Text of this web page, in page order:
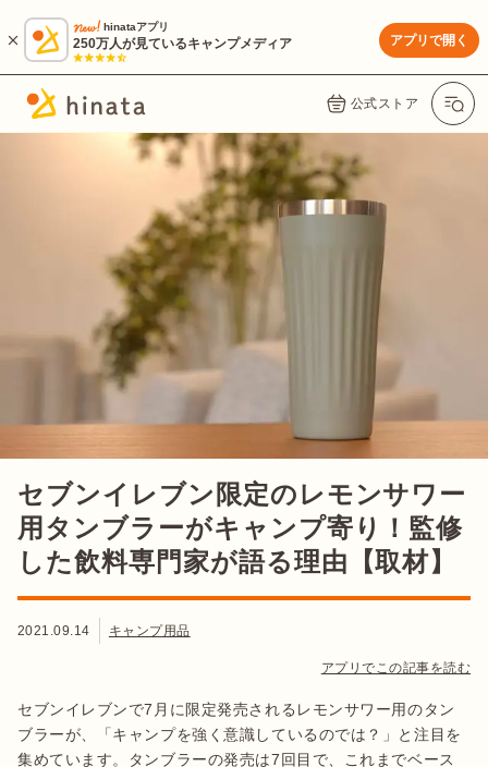
hinataアプリ
250万人が見ているキャンプメディア アプリで開く
公式ストア
セブンイレブン限定のレモンサワー
用タンブラーがキャンプ寄り！監修
した飲料専門家が語る理由【取材】
2021.09.14 キャンプ用品
アプリでこの記事を読む
セブンイレブンで7月に限定発売されるレモンサワー用のタン
ブラーが、「キャンプを強く意識しているのでは？」と注目を
集めています。タンブラーの発売は7回目で、これまでベース